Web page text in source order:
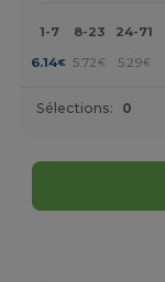
1-7 8-23 24-71
6.14€ 5.72€ 5.29€
Sélections: 0